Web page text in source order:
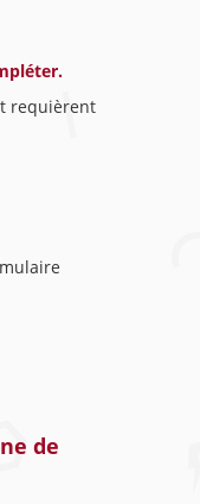
requièrent
de